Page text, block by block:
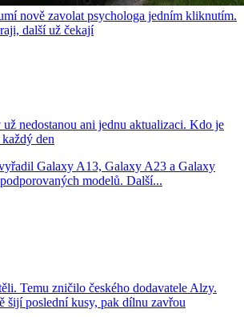
nově zavolat psychologa jedním kliknutím.
další už čekají
už nedostanou ani jednu aktualizaci. Kdo je
den
Galaxy A13, Galaxy A23 a Galaxy
modelů. Další...
Temu zničilo českého dodavatele Alzy.
šijí poslední kusy, pak dílnu zavřou